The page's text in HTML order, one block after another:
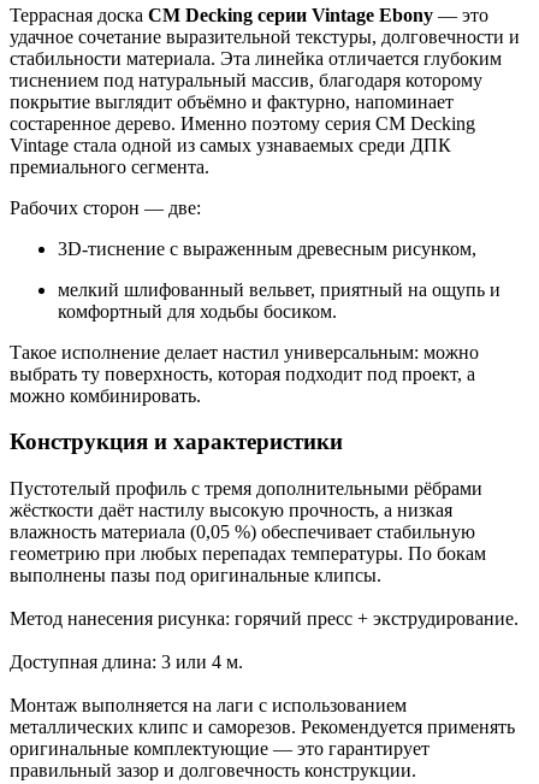
Террасная доска CM Decking серии Vintage Ebony — это
удачное сочетание выразительной текстуры, долговечности и
стабильности материала. Эта линейка отличается глубоким
тиснением под натуральный массив, благодаря которому
покрытие выглядит объёмно и фактурно, напоминает
состаренное дерево. Именно поэтому серия CM Decking
Vintage стала одной из самых узнаваемых среди ДПК
премиального сегмента.
Рабочих сторон — две:
3D-тиснение с выраженным древесным рисунком,
мелкий шлифованный вельвет, приятный на ощупь и
комфортный для ходьбы босиком.
Такое исполнение делает настил универсальным: можно
выбрать ту поверхность, которая подходит под проект, а
можно комбинировать.
Конструкция и характеристики
Пустотелый профиль с тремя дополнительными рёбрами
жёсткости даёт настилу высокую прочность, а низкая
влажность материала (0,05 %) обеспечивает стабильную
геометрию при любых перепадах температуры. По бокам
выполнены пазы под оригинальные клипсы.
Метод нанесения рисунка: горячий пресс + экструдирование.
Доступная длина: 3 или 4 м.
Монтаж выполняется на лаги с использованием
металлических клипс и саморезов. Рекомендуется применять
оригинальные комплектующие — это гарантирует
правильный зазор и долговечность конструкции.